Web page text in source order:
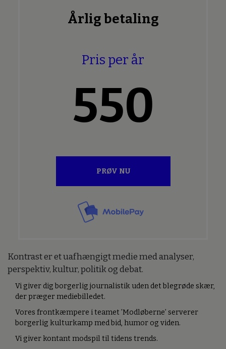
Årlig betaling
Pris per år
550
PRØV NU
Kontrast er et uafhængigt medie med analyser,
perspektiv, kultur, politik og debat.
Vi giver dig borgerlig journalistik uden det blegrøde skær,
der præger mediebilledet.
Vores frontkæmpere i teamet ’Modløberne’ serverer
borgerlig kulturkamp med bid, humor og viden.
Vi giver kontant modspil til tidens trends.